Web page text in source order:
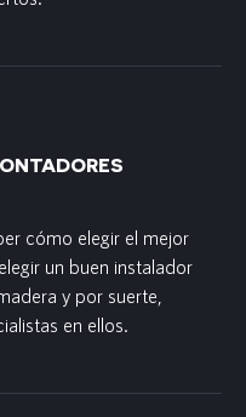
cómo elegir el mejor
un buen instalador
y por suerte,
en ellos.